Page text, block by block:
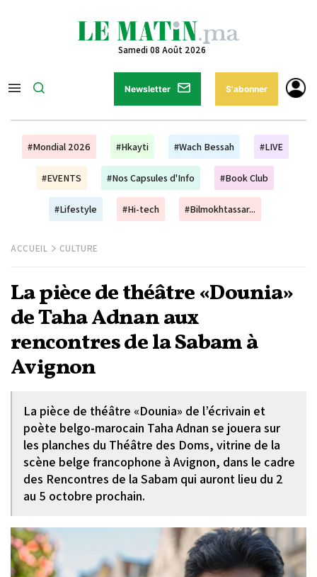
Samedi 08 Août 2026
Newsletter S'abonner
#Mondial 2026 #Hkayti #Wach Bessah #LIVE
#EVENTS #Nos Capsules d'Info #Book Club
#Lifestyle #Hi-tech #Bilmokhtassar...
ACCUEIL CULTURE
La pièce de théâtre «Dounia»
de Taha Adnan aux
rencontres de la Sabam à
Avignon
La pièce de théâtre «Dounia» de l’écrivain et
poète belgo-marocain Taha Adnan se jouera sur
les planches du Théâtre des Doms, vitrine de la
scène belge francophone à Avignon, dans le cadre
des Rencontres de la Sabam qui auront lieu du 2
au 5 octobre prochain.